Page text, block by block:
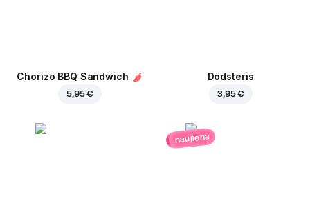
Chorizo BBQ Sandwich
5,95 €
Dodsteris
3,95 €
naujiena